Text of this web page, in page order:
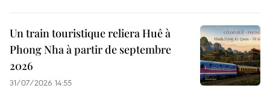
Un train touristique reliera Huê à
Phong Nha à partir de septembre
2026
31/07/2026 14:55